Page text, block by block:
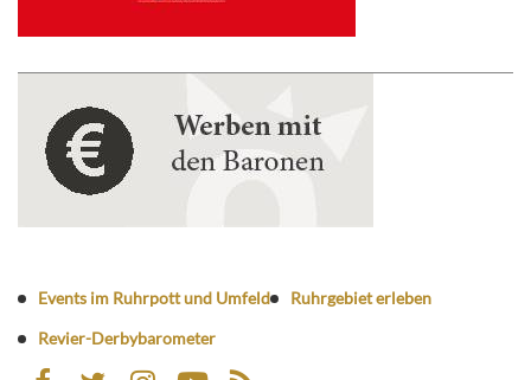
Events im Ruhrpott und Umfeld
Ruhrgebiet erleben
Revier-Derbybarometer